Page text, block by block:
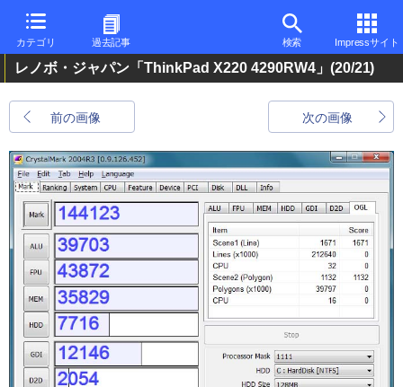
カテゴリ 過去記事 検索 Impressサイト
レノボ・ジャパン「ThinkPad X220 4290RW4」 (20/21)
前の画像 次の画像